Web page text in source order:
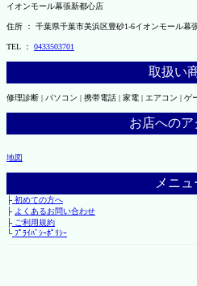
イオンモール幕張新都心店
住所 ： 千葉県千葉市美浜区豊砂1-6イオンモール
TEL ： 0433503701
取扱い
修理診断 | パソコン | 携帯電話 | 家電 | エアコン | ゲ
お店へのア
地図
メニュ
├初めての方へ
├ よくあるお問い合わせ
├ご利用規約
└ﾌﾟﾗｲﾊﾞｼｰﾎﾟﾘｼｰ